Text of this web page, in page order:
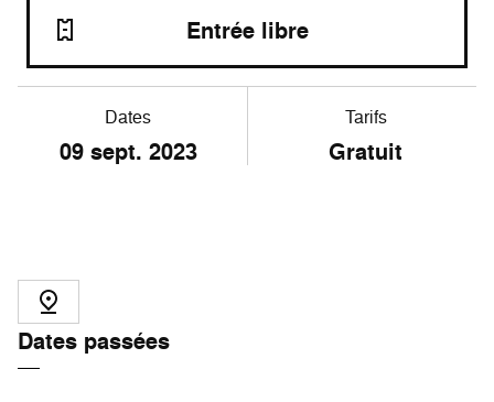
Dates
09sept. 2023
Tarifs
Gratuit
Entrée libre
Dates passées